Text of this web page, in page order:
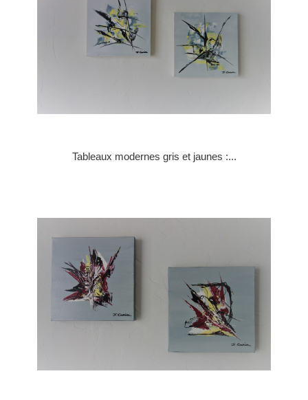
Tableaux modernes gris et jaunes :...